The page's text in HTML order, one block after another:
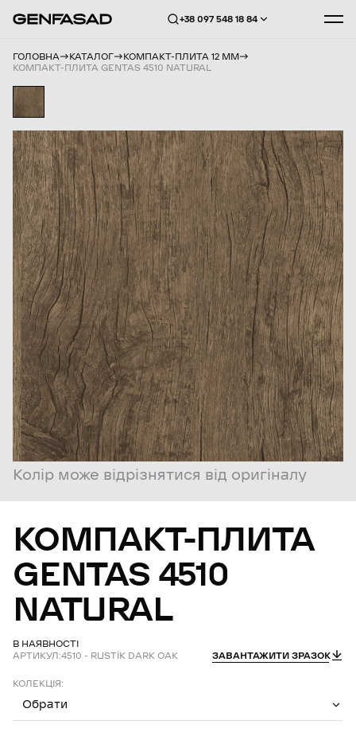
+38 097 548 18 84
ГОЛОВНА КАТАЛОГ
КОМПАКТ-ПЛИТА 12 ММ
КОМПАКТ-ПЛИТА GENTAS 4510 NATURAL
Колір може відрізнятися від оригіналу
КОМПАКТ-ПЛИТА
GENTAS 4510
NATURAL
В НАЯВНОСТІ
АРТИКУЛ:4510 - RUSTİK DARK OAK ЗАВАНТАЖИТИ ЗРАЗОК
КОЛЕКЦІЯ:
Обрати